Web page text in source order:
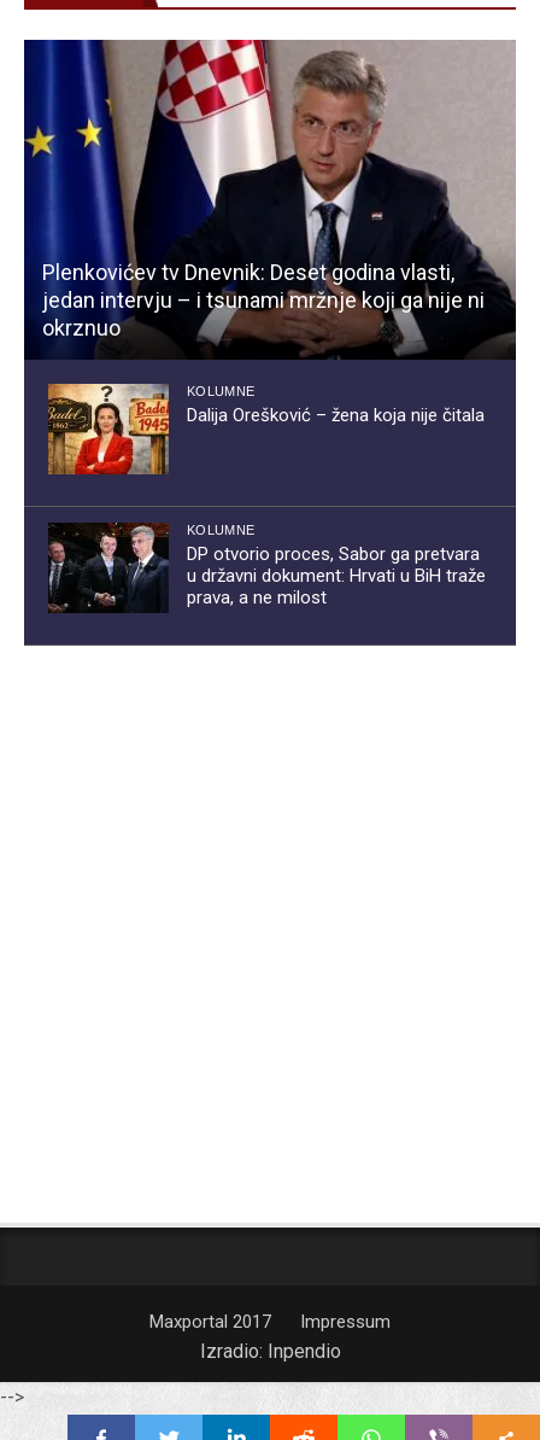
Plenkovićev tv Dnevnik: Deset godina vlasti,
jedan intervju – i tsunami mržnje koji ga nije ni
okrznuo
KOLUMNE
Dalija Orešković – žena koja nije čitala
KOLUMNE
DP otvorio proces, Sabor ga pretvara
u državni dokument: Hrvati u BiH traže
prava, a ne milost
Maxportal 2017 Impressum
Izradio: Inpendio
-->